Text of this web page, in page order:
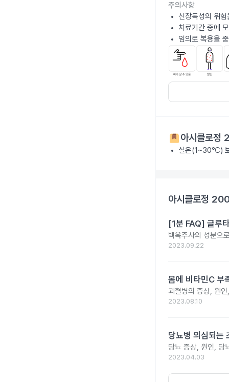
주의사항
신장독성의 위
치료기간 중에
임의로 복용을
아시클로
실온(1~30℃)
아시클로정
[1분 FAQ] 글루
백옥주사의 성분으
2023.09.22
몸에 비타민C 부
괴혈병의 증상, 원
2023.08.10
당뇨병 의심되는
당뇨 증상, 원인, 당
2023.04.03